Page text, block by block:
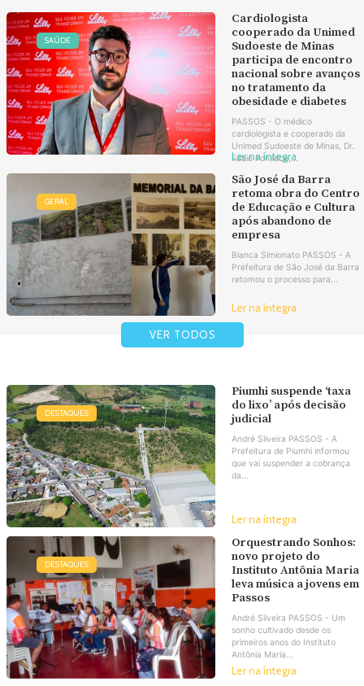
SAÚDE
Cardiologista
cooperado da Unimed
Sudoeste de Minas
participa de encontro
nacional sobre avanços
no tratamento da
obesidade e diabetes
PASSOS - O médico
cardiologista e cooperado da
Unimed Sudoeste de Minas, Dr.
Fábio Fonseca,...
Ler na íntegra
GERAL
São José da Barra
retoma obra do Centro
de Educação e Cultura
após abandono de
empresa
Bianca Simionato PASSOS - A
Prefeitura de São José da Barra
retomou o processo para...
Ler na íntegra
VER TODOS
DESTAQUES
Piumhi suspende ‘taxa
do lixo’ após decisão
judicial
André Silveira PASSOS - A
Prefeitura de Piumhi informou
que vai suspender a cobrança
da...
Ler na íntegra
DESTAQUES
Orquestrando Sonhos:
novo projeto do
Instituto Antônia Maria
leva música a jovens em
Passos
André Silveira PASSOS - Um
sonho cultivado desde os
primeiros anos do Instituto
Antônia Maria...
Ler na íntegra